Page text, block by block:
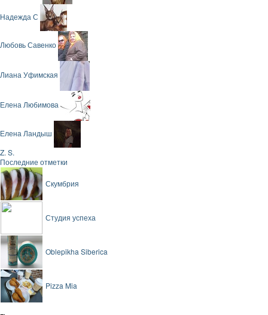
Надежда С
Любовь Савенко
Лиана Уфимская
Елена Любимова
Елена Ландыш
Z. S.
Последние отметки
Скумбрия
Студия успеха
Oblepikha Siberica
Pizza Mia